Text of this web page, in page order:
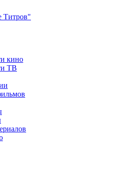
кино
ТВ